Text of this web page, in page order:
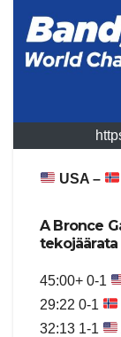
USA –
A Bronce
tekojäärata
45:00+ 0-1
29:22 0-1
32:13 1-1